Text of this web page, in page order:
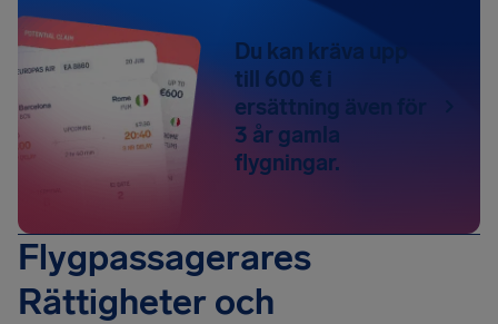
Du kan kräva upp
till 600 € i
ersättning även för
3 år gamla
flygningar.
Flygpassagerares
Rättigheter och